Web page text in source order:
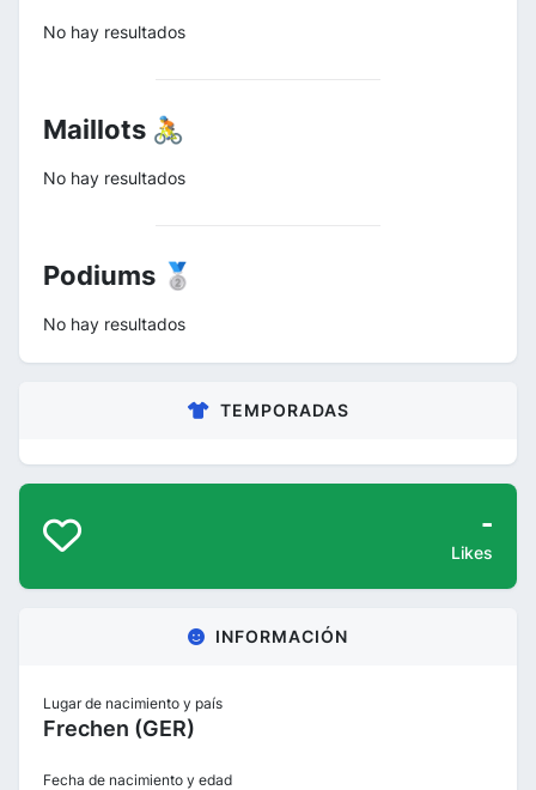
No hay resultados
Maillots 🚴
No hay resultados
Podiums 🥈
No hay resultados
TEMPORADAS
-
Likes
INFORMACIÓN
Lugar de nacimiento y país
Frechen (GER)
Fecha de nacimiento y edad